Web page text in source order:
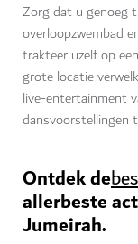
Zorg dat u genoeg
overloopzwembad
trakteer uzelf op
grote locatie
live-entertainment
dansvoorstellingen
Ontdek de
allerbeste
Jumeirah.